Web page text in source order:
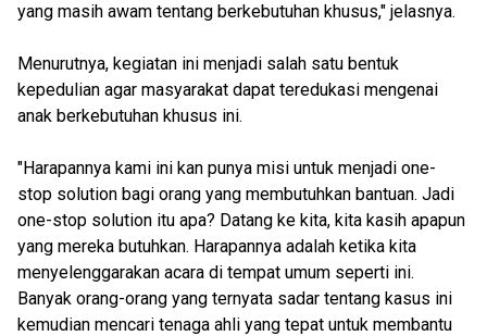
yang masih awam tentang berkebutuhan khusus," jelasnya.
Menurutnya, kegiatan ini menjadi salah satu bentuk
kepedulian agar masyarakat dapat teredukasi mengenai
anak berkebutuhan khusus ini.
"Harapannya kami ini kan punya misi untuk menjadi one-
stop solution bagi orang yang membutuhkan bantuan. Jadi
one-stop solution itu apa? Datang ke kita, kita kasih apapun
yang mereka butuhkan. Harapannya adalah ketika kita
menyelenggarakan acara di tempat umum seperti ini.
Banyak orang-orang yang ternyata sadar tentang kasus ini
kemudian mencari tenaga ahli yang tepat untuk membantu